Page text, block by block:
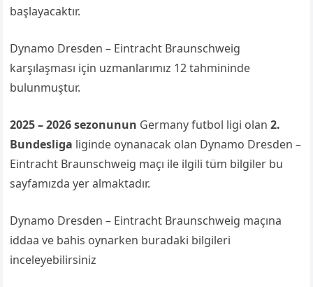
başlayacaktır.
Dynamo Dresden – Eintracht Braunschweig
karşılaşması için uzmanlarımız 12 tahmininde
bulunmuştur.
2025 – 2026 sezonunun Germany futbol ligi olan2.
Bundesliga liginde oynanacak olan Dynamo Dresden –
Eintracht Braunschweig maçı ile ilgili tüm bilgiler bu
sayfamızda yer almaktadır.
Dynamo Dresden – Eintracht Braunschweig maçına
iddaa ve bahis oynarken buradaki bilgileri
inceleyebilirsiniz